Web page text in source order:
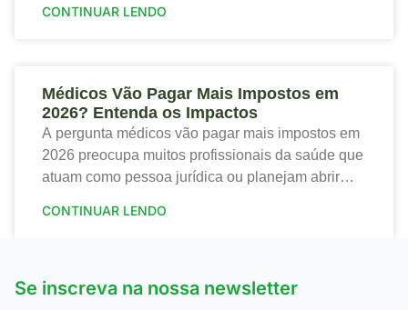
setor de saúde. Portanto,
CONTINUAR LENDO
Médicos Vão Pagar Mais Impostos em
2026? Entenda os Impactos
A pergunta médicos vão pagar mais impostos em
2026 preocupa muitos profissionais da saúde que
atuam como pessoa jurídica ou planejam abrir
mudanças
CONTINUAR LENDO
Se inscreva na nossa newsletter